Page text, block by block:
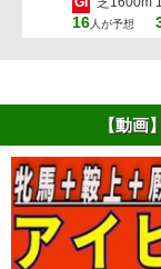
16人が予想
【動画